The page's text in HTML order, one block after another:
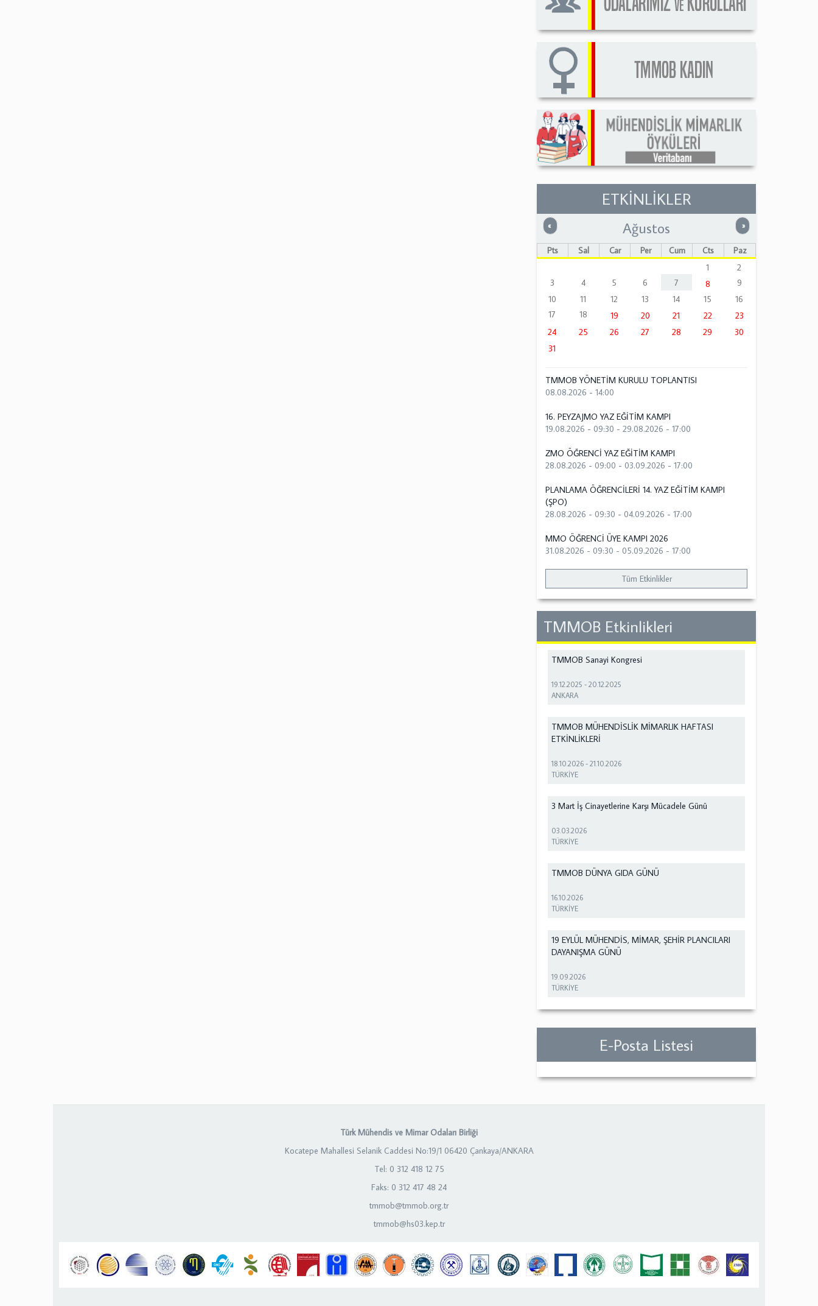
ETKİNLİKLER
« Önceki »Sonraki
Ağustos
Pts Sal Çar Per Cum Cts
Paz
1
2
3
4 5 6 7 8
9
10
11 12 13 14 15
16
17
18 19 20 21 22
23
24
25 26 27 28 29
30
31
TMMOB YÖNETİM KURULU TOPLANTISI
08.08.2026 - 14:00
16. PEYZAJMO YAZ EĞİTİM KAMPI
19.08.2026 - 09:30 -29.08.2026 - 17:00
ZMO ÖĞRENCİ YAZ EĞİTİM KAMPI
28.08.2026 - 09:00 -03.09.2026 - 17:00
PLANLAMA ÖĞRENCİLERİ 14. YAZ EĞİTİM KAMPI
(ŞPO)
28.08.2026 - 09:30 -04.09.2026 - 17:00
MMO ÖĞRENCİ ÜYE KAMPI 2026
31.08.2026 - 09:30 -05.09.2026 - 17:00
Tüm Etkinlikler
TMMOB Etkinlikleri
TMMOB Sanayi Kongresi
19.12.2025 -20.12.2025
ANKARA
TMMOB MÜHENDİSLİK MİMARLIK HAFTASI
ETKİNLİKLERİ
18.10.2026 -21.10.2026
TÜRKİYE
3 Mart İş Cinayetlerine Karşı Mücadele Günü
03.03.2026
TÜRKİYE
TMMOB DÜNYA GIDA GÜNÜ
16.10.2026
TÜRKİYE
19 EYLÜL MÜHENDİS, MİMAR, ŞEHİR PLANCILARI
DAYANIŞMA GÜNÜ
19.09.2026
TÜRKİYE
E-Posta Listesi
Türk Mühendis ve Mimar Odaları Birliği
Kocatepe Mahallesi Selanik Caddesi No:19/1 06420 Çankaya/ANKARA
Tel: 0 312 418 12 75
Faks: 0 312 417 48 24
tmmob@tmmob.org.tr
tmmob@hs03.kep.tr